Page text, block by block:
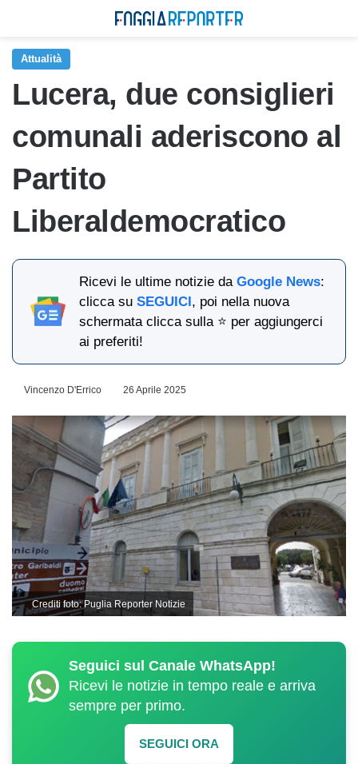
Attualità
Lucera, due consiglieri
comunali aderiscono al
Partito
Liberaldemocratico
Ricevi le ultime notizie daGoogle News:
clicca suSEGUICI, poi nella nuova
schermata clicca sulla ⭐ per aggiungerci
ai preferiti!
Vincenzo D'Errico 26 Aprile 2025
Crediti foto: Puglia Reporter Notizie
Seguici sul Canale WhatsApp!
Ricevi le notizie in tempo reale e arriva
sempre per primo.
SEGUICI ORA